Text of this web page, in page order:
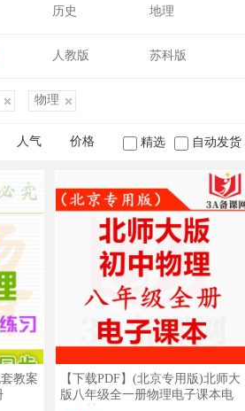
历史 地理
人教版 苏科版
物理
人气 价格 精选 自动发货
教案
【下载PDF】(北京专用版)北师大
版八年级全一册物理电子课本电